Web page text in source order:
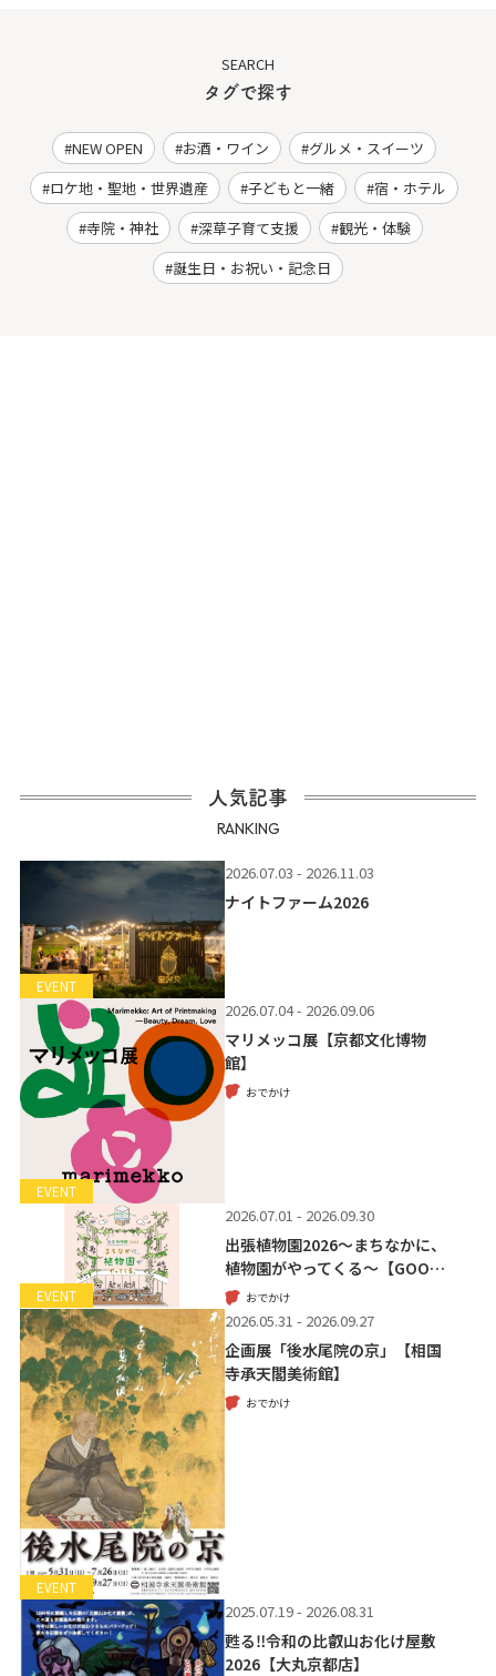
SEARCH
タグで探す
NEW OPEN お酒・ワイン
グルメ・スイーツ
ロケ地・聖地・世界遺産
子どもと一緒
宿・ホテル
寺院・神社
深草子育て支援
観光・体験
誕生日・お祝い・記念日
人気記事
RANKING
EVENT
2026.07.03 - 2026.11.03
ナイトファーム2026
EVENT
2026.07.04 - 2026.09.06
マリメッコ展【京都文化博物
館】
おでかけ
EVENT
2026.07.01 - 2026.09.30
出張植物園2026～まちなかに、
植物園がやってくる～【GOO…
おでかけ
EVENT
2026.05.31 - 2026.09.27
企画展「後水尾院の京」【相国
寺承天閣美術館】
おでかけ
2025.07.19 - 2026.08.31
甦る‼令和の比叡山お化け屋敷
2026【大丸京都店】